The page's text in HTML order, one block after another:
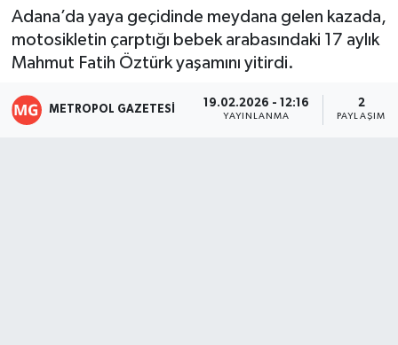
Adana’da yaya geçidinde meydana gelen kazada,
motosikletin çarptığı bebek arabasındaki 17 aylık
Mahmut Fatih Öztürk yaşamını yitirdi.
METROPOL GAZETESI 19.02.2026 - 12:16
YAYINLANMA
2
PAYLAŞIM